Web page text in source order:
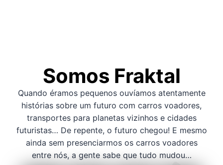
Somos Fraktal
Quando éramos pequenos ouvíamos atentamente
histórias sobre um futuro com carros voadores,
transportes para planetas vizinhos e cidades
futuristas… De repente, o futuro chegou! E mesmo
ainda sem presenciarmos os carros voadores
entre nós, a gente sabe que tudo mudou… ​